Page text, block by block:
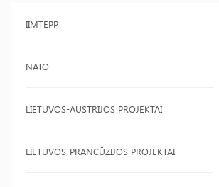
IIMTEPP
NATO
LIETUVOS-AUSTRIJOS PROJEKTAI
LIETUVOS-PRANCŪZIJOS PROJEKTAI